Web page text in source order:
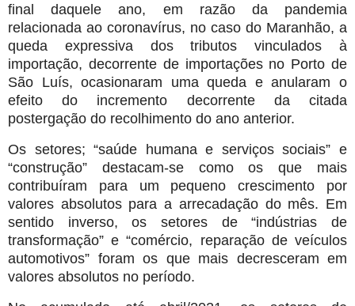
final daquele ano, em razão da pandemia
relacionada ao coronavírus, no caso do Maranhão, a
queda expressiva dos tributos vinculados à
importação, decorrente de importações no Porto de
São Luís, ocasionaram uma queda e anularam o
efeito do incremento decorrente da citada
postergação do recolhimento do ano anterior.
Os setores; “saúde humana e serviços sociais” e
“construção” destacam-se como os que mais
contribuíram para um pequeno crescimento por
valores absolutos para a arrecadação do mês. Em
sentido inverso, os setores de “indústrias de
transformação” e “comércio, reparação de veículos
automotivos” foram os que mais decresceram em
valores absolutos no período.